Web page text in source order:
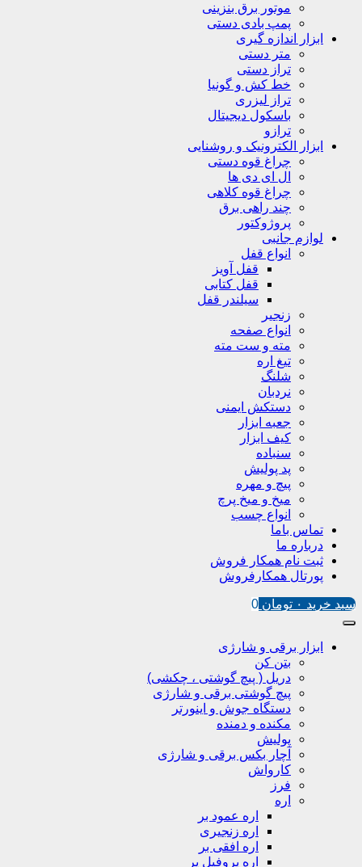
موتور برق بنزینی
پمپ بادی دستی
ابزار اندازه گیری
متر دستی
تراز دستی
خط کش و گونیا
تراز لیزری
باسکول دیجیتال
ترازو
ابزار الکترونیک و روشنایی
چراغ قوه دستی
ال ای دی ها
چراغ قوه کلاهی
چند راهی برق
پروژوکتور
لوازم جانبی
انواع قفل
قفل آویز
قفل کتابی
سیلندر قفل
زنجیر
انواع صفحه
مته و ست مته
تیغ اره
شلنگ
نردبان
دستکش ایمنی
جعبه ابزار
کیف ابزار
سنباده
پد پولیش
پیچ و مهره
میخ و میخ پرچ
انواع چسب
تماس باما
درباره ما
ثبت نام همکار فروش
پورتال همکارفروش
سبد خرید ۰ تومان 0
ابزار برقی و شارژی
بتن کن
دریل ( پیچ گوشتی ، چکشی)
پیچ گوشتی برقی و شارژی
دستگاه جوش و اینورتر
مکنده و دمنده
پولیش
آچار بکس برقی و شارژی
کارواش
فرز
اره
اره عمود بر
اره زنجیری
اره افقی بر
اره پروفیل پر